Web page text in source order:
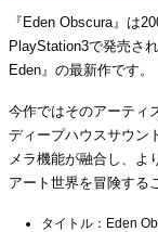
『Eden Obscura』は
PlayStation3で発売さ
Eden』の最新作です。
今作ではそのアーティ
ディープハウスサウン
メラ機能が融合し、よ
アート世界を冒険する
タイトル：Eden